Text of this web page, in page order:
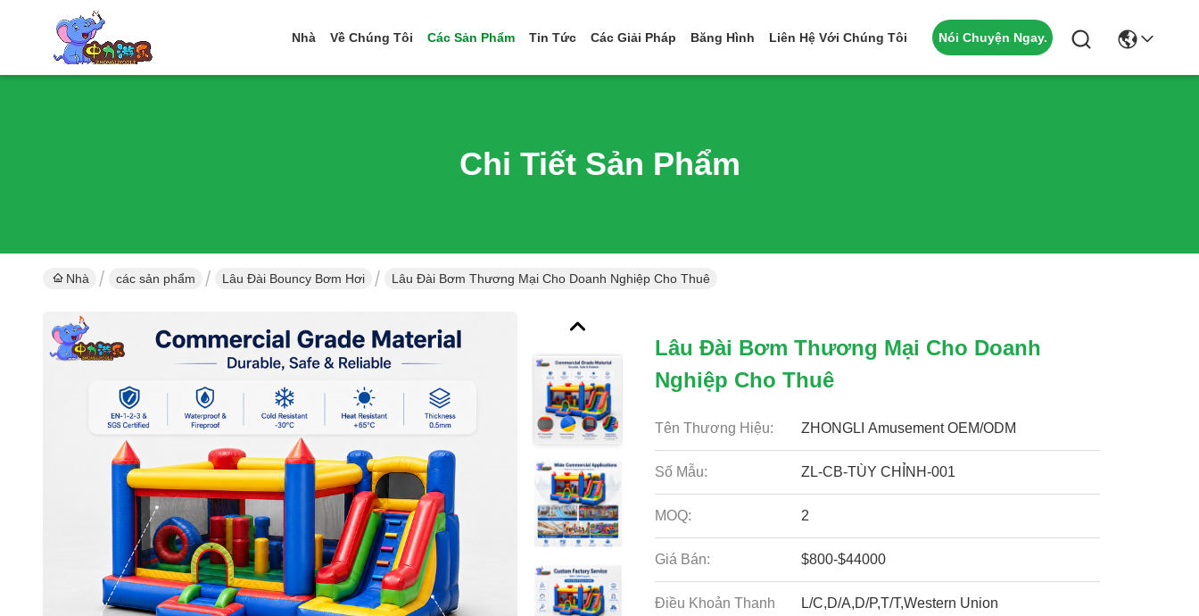
Nhà Về Chúng Tôi Các Sản Phẩm Tin Tức Các Giải Pháp Băng Hình Liên Hệ Với Chúng Tôi Nói Chuyện Ngay.
Chi Tiết Sản Phẩm
Nhà các sản phẩm Lâu Đài Bouncy Bơm Hơi Lâu Đài Bơm Thương Mại Cho Doanh Nghiệp Cho Thuê
Lâu Đài Bơm Thương Mại Cho Doanh
Nghiệp Cho Thuê
Tên Thương Hiệu: ZHONGLI Amusement OEM/ODM
Số Mẫu: ZL-CB-TÙY CHỈNH-001
MOQ: 2
Giá Bán: $800-$44000
Điều Khoản Thanh
L/C,D/A,D/P,T/T,Western Union